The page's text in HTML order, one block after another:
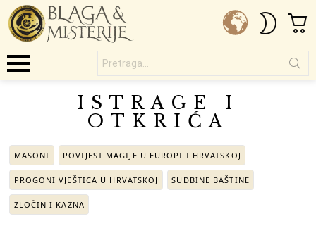
SKIN
ISTRAGE I
OTKRIĆA
SUBTERMS
MASONI POVIJEST MAGIJE U EUROPI I HRVATSKOJ
PROGONI VJEŠTICA U HRVATSKOJ SUDBINE BAŠTINE
ZLOČIN I KAZNA